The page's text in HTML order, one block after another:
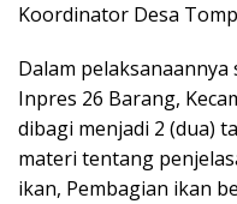
Koordinator Desa
Dalam pelaksanaannya
Inpres 26 Barang,
dibagi menjadi 2 (dua)
materi tentang
ikan, Pembagian ikan